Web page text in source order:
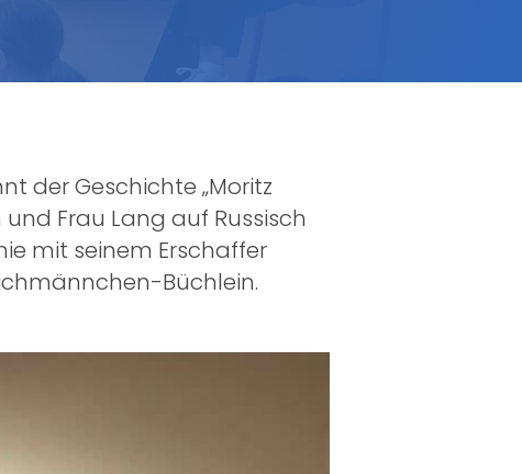
der Geschichte „Moritz
Frau Lang auf Russisch
mit seinem Erschaffer
Büchlein.